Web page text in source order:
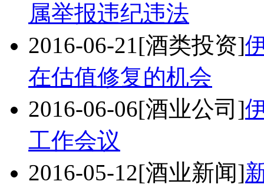
属举报违纪违法
2016-06-21[酒类投资]
在估值修复的机会
2016-06-06[酒业公司]
工作会议
2016-05-12[酒业新闻]